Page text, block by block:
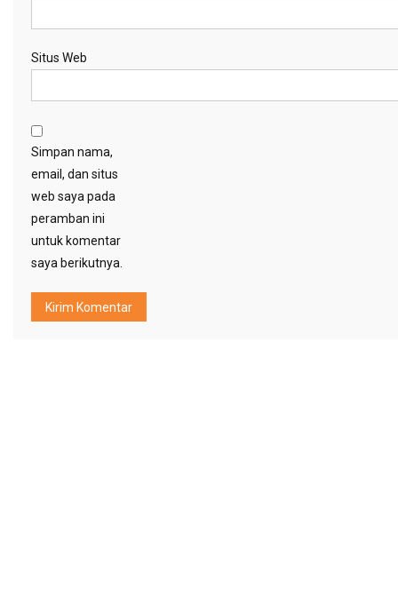
Situs Web
Simpan nama,
email, dan situs
web saya pada
peramban ini
untuk komentar
saya berikutnya.